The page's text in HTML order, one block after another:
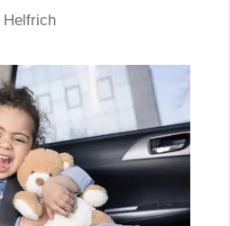
Helfrich